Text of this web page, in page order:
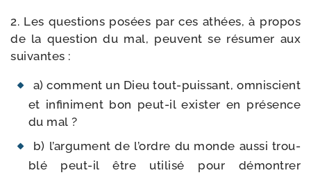
2. Les ques­tions posées par ces athées, à pro­pos
de la ques­tion du mal, peuvent se résu­mer aux
suivantes :
a) com­ment un Dieu tout-​puissant, omni­scient
et infi­ni­ment bon peut-​il exis­ter en pré­sence
du mal ?
b) l’argument de l’ordre du monde aus­si trou­
blé peut-​il être uti­li­sé pour démon­trer